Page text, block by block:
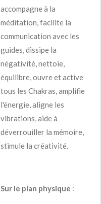
accompagne à la
méditation, facilite la
communication avec les
guides, dissipe la
négativité, nettoie,
équilibre, ouvre et active
tous les Chakras, amplifie
l'énergie, aligne les
vibrations, aide à
déverrouiller la mémoire,
stimule la créativité.
Sur le plan physique :